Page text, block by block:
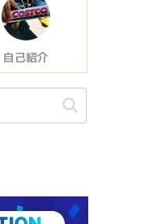
自己紹介